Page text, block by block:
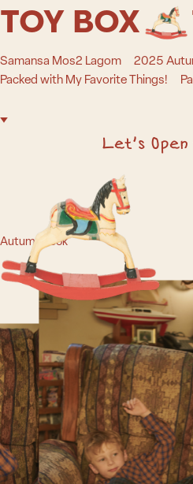
TOY BOX
Samansa Mos2 Lagom 2025
Packed with My Favorite Things!
Let’s
Autumn Look